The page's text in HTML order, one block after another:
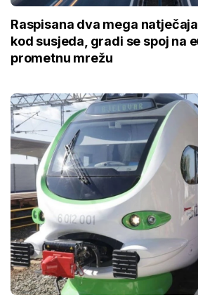
Raspisana dva mega
kod susjeda, gradi se spoj na
prometnu mrežu